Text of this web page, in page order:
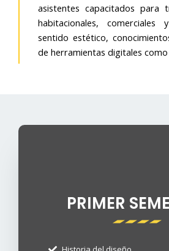
asistentes capacitados para
habitacionales,
sentido estético,
de herramientas digitales como
PRIMER